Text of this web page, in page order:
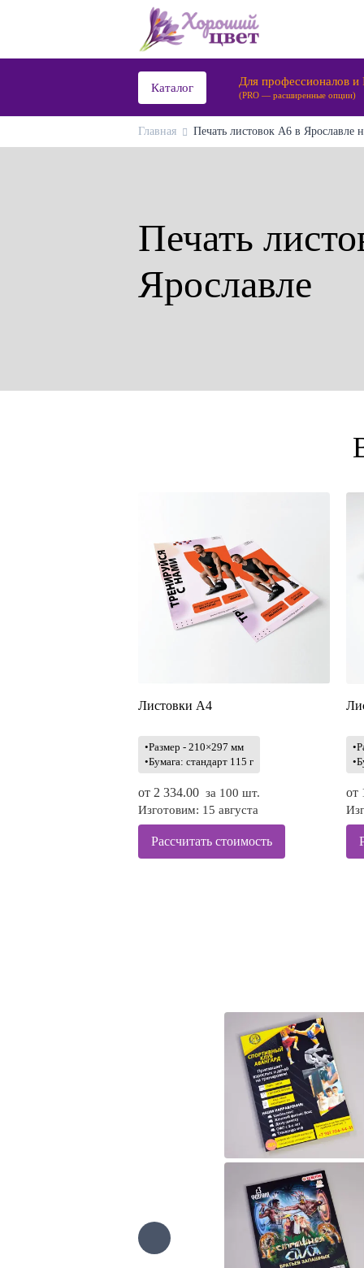
Каталог Для профессионалов и
(PRO — расширенные опции)
Главная Печать листовок А6 в Ярославле
Печать
Ярославле
Листовки А4
•Размер - 210×297 мм
•Бумага: стандарт 115 г
от 2 334.00 за 100 шт.
Изготовим: 15 августа
Рассчитать стоимость
от